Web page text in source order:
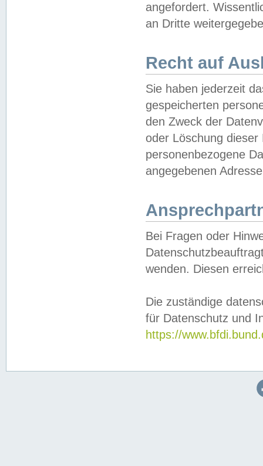
angefordert.
an Dritte
Recht auf
Sie haben jederzeit
gespeicherten
den Zweck der
oder Löschung
personenbezogene
angegebenen
Bei Fragen oder
wenden. Diesen
Die zuständige
für Datenschutz und
https://